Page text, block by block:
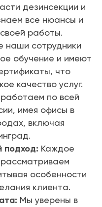
дезинсекции и
все нюансы и
работы.
наши сотрудники
обучение и имеют
что
качество услуг.
по всей
имея офисы в
включая
подход: Каждое
особенности
клиента.
Мы уверены в